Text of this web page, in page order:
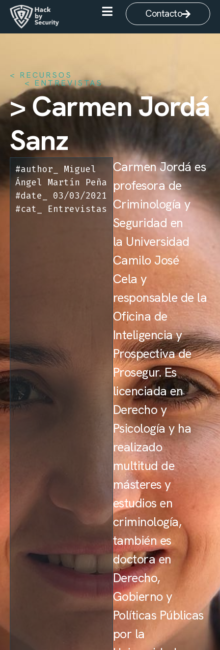
Contacto
< RECURSOS
ENTREVISTAS
> Carmen Jordá
Sanz
#author_
Miguel
Ángel Martín Peña
#date_
03/03/2021
#cat_
Entrevistas
Carmen Jordá es
profesora de
Criminología y
Seguridad en
la Universidad
Camilo José
Cela y
responsable de la
Oficina de
Inteligencia y
Prospectiva de
Prosegur. Es
licenciada en
Derecho y
Psicología y ha
realizado
multitud de
másteres y
estudios en
criminología,
también es
doctora en
Derecho,
Gobierno y
Políticas Públicas
por la